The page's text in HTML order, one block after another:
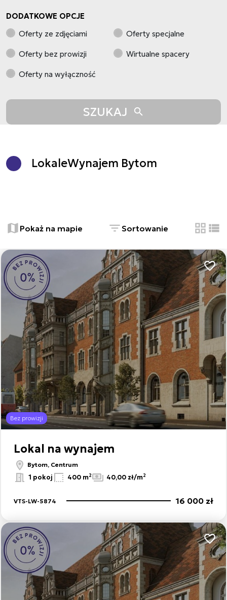
DODATKOWE OPCJE
Oferty ze zdjęciami
Oferty specjalne
Oferty bez prowizji Wirtualne spacery
Oferty na wyłączność
SZUKAJ
LokaleWynajem Bytom
7
−
Pokaż na mapie Sortowanie
tabela
Bez prowizji
Lokal na wynajem
Bytom, Centrum
1 pokoj 400 m2 40,00 zł/m2
VTS-LW-5874 16 000 zł